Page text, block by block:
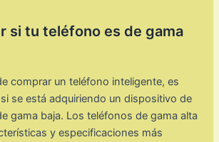
si tu teléfono es de gama
comprar un teléfono inteligente, es
se está adquiriendo un dispositivo de
gama baja. Los teléfonos de gama alta
y especificaciones más